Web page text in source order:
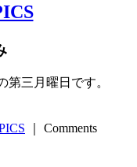
第三月曜日です。
Comments